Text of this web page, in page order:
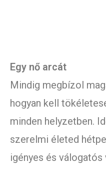
Egy nő arcát
Mindig megbízol
hogyan kell
minden helyzetben.
szerelmi életed
igényes és